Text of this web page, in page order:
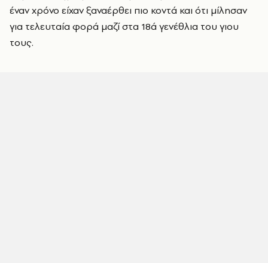
έναν χρόνο είχαν ξαναέρθει πιο κοντά και ότι μίλησαν
για τελευταία φορά μαζί στα 18ά γενέθλια του γιου
τους.